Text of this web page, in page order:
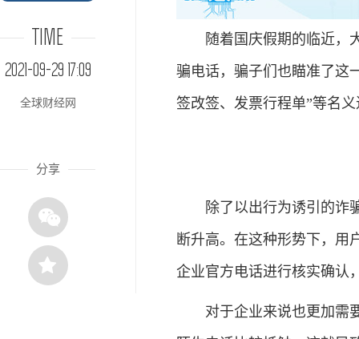
TIME
2021-09-29 17:09
全球财经网
分享
随着国庆假期的临近，大
骗电话，骗子们也瞄准了这
签改签、发票行程单”等名
除了以出行为诱引的诈骗
断升高。在这种形势下，用
企业官方电话进行核实确认
对于企业来说也更加需要